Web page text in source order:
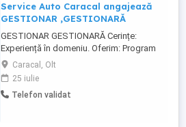
Service Auto Caracal angajează
GESTIONAR ,GESTIONARĂ
GESTIONAR GESTIONARĂ Cerințe:
Experiență în domeniu. Oferim: Program
de lucru: luni vineri; Decontarea
transportului pentru persoanele care
locuiesc la o distanță mai mare de 25 km
de Caracal; Salariul se negociază în cadrul
Caracal, Olt
25 iulie
Telefon validat